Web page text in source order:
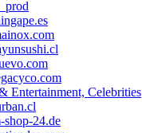
Entertainment, Celebrities
shop-24.de